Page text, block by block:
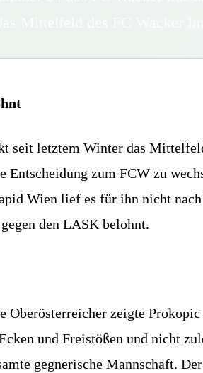
seit letztem Winter das
Entscheidung zum FCW zu
Wien lief es für ihn nicht
den LASK belohnt.
Oberösterreicher zeigte
und Freistößen und nicht
gegnerische Mannschaft.